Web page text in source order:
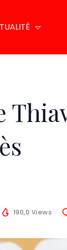
190,0 Views